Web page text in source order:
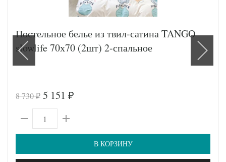
Постельное белье из твил-сатина TANGO
slowlife 70х70 (2шт) 2-спальное
8 730₽ 5 151 ₽
В КОРЗИНУ